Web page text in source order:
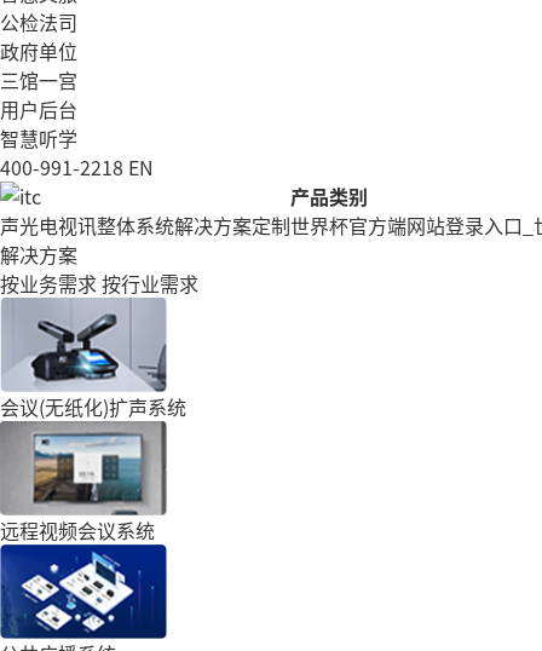
公检法司
政府单位
三馆一宫
用户后台
智慧听学
400-991-2218 EN
声光电视讯整体系统解决方案定制
解决方案
按业务需求按行业需求
会议(无纸化)扩声系统
远程视频会议系统
产品类别
世界杯官方端网站登录入口